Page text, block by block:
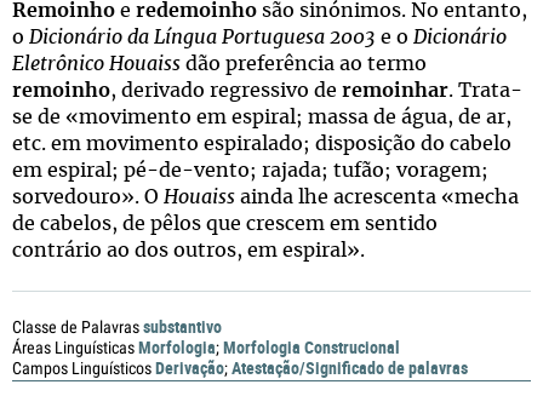
Remoinho e redemoinho são sinónimos. No entanto,
o Dicionário da Língua Portuguesa 2003 e o Dicionário
Eletrônico Houaiss dão preferência ao termo
remoinho, derivado regressivo de remoinhar. Trata-
se de «movimento em espiral; massa de água, de ar,
etc. em movimento espiralado; disposição do cabelo
em espiral; pé-de-vento; rajada; tufão; voragem;
sorvedouro». O Houaiss ainda lhe acrescenta «mecha
de cabelos, de pêlos que crescem em sentido
contrário ao dos outros, em espiral».
Classe de Palavrassubstantivo
Áreas LinguísticasMorfologia;Morfologia Construcional
Campos LinguísticosDerivação;Atestação/Significado de palavras